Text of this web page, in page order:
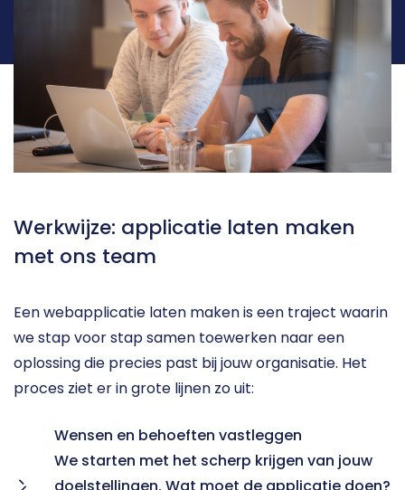
Werkwijze: applicatie laten maken
met ons team
Een webapplicatie laten maken is een traject waarin
we stap voor stap samen toewerken naar een
oplossing die precies past bij jouw organisatie. Het
proces ziet er in grote lijnen zo uit:
Wensen en behoeften vastleggen
We starten met het scherp krijgen van jouw
doelstellingen. Wat moet de applicatie doen?